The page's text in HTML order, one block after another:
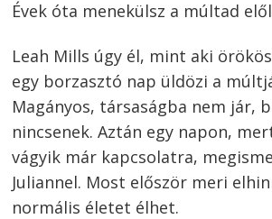
Évek óta menekülsz a múltad
Leah Mills úgy él, mint aki
egy borzasztó nap üldözi a
Magányos, társaságba nem jár,
nincsenek. Aztán egy napon,
vágyik már kapcsolatra,
Juliannel. Most először meri
normális életet élhet.